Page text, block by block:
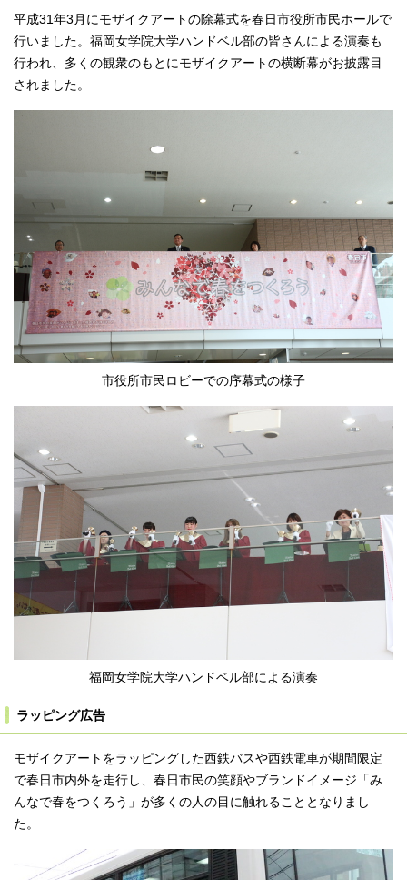
平成31年3月にモザイクアートの除幕式を春日市役所市民ホールで
行いました。福岡女学院大学ハンドベル部の皆さんによる演奏も
行われ、多くの観衆のもとにモザイクアートの横断幕がお披露目
されました。
市役所市民ロビーでの序幕式の様子
福岡女学院大学ハンドベル部による演奏
ラッピング広告
モザイクアートをラッピングした西鉄バスや西鉄電車が期間限定
で春日市内外を走行し、春日市民の笑顔やブランドイメージ「み
んなで春をつくろう」が多くの人の目に触れることとなりまし
た。